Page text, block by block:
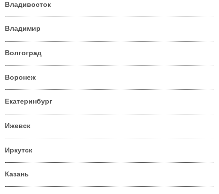
Владивосток
Владимир
Волгоград
Воронеж
Екатеринбург
Ижевск
Иркутск
Казань